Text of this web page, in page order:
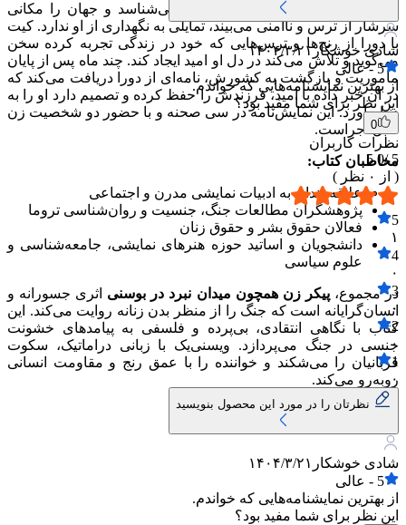
دورا به دلیل ان‌که پدر فرزندش را نمی‌شناسد و جهان را مکانی
سرشار از ترس و ناامنی می‌بیند، تمایلی به نگهداری از او ندارد. کیت
با دورا از رنج‌ها و ترس‌هایی که خود در زندگی تجربه کرده سخن
می‌گوید و تلاش می‌کند در دل او امید ایجاد کند. چند ماه پس از پایان
ماموریت و بازگشت به کشورش، نامه‌ای از دورا دریافت می‌کند که
در ان خبر داده با امید، فرزندش را حفظ کرده و تصمیم دارد او را به
دنیا بیاورد. این نمایش‌نامه در سی صحنه و با حضور دو شخصیت زن
قابل اجراست.
مخاطبان کتاب:
علاقه‌مندان به ادبیات نمایشی مدرن و اجتماعی
پژوهشگران مطالعات جنگ، جنسیت و روان‌شناسی تروما
فعالان حقوق بشر و حقوق زنان
دانشجویان و اساتید حوزه هنرهای نمایشی، جامعه‌شناسی و
علوم سیاسی
در مجموع،پیکر زن همچون میدان نبرد در بوسنی اثری جسورانه و
انسان‌گرایانه است که جنگ را از منظر بدن زنانه روایت می‌کند. این
کتاب با نگاهی انتقادی، بی‌پرده و فلسفی به پیامدهای خشونت
جنسی در جنگ می‌پردازد. ویسنی‌یک با زبانی دراماتیک، سکوت
قربانیان را می‌شکند و خواننده را با عمق رنج و مقاومت انسانی
روبه‌رو می‌کند.
شادی خوشکار۱۴۰۴/۳/۲۱
5
-عالی
از بهترین نمایشنامه‌هایی که خواندم.
این نظر برای شما مفید بود؟
0
نظرات کاربران
5 /
5.0
( از
۰ نظر )
5
۱
4
۰
3
۰
2
۰
1
۰
نظرتان را در مورد این محصول بنویسید
شادی خوشکار ۱۴۰۴/۳/۲۱
5
- عالی
از بهترین نمایشنامه‌هایی که خواندم.
این نظر برای شما مفید بود؟